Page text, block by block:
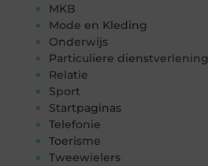
MKB
Mode en Kleding
Onderwijs
Particuliere dienstverlening
Relatie
Sport
Startpaginas
Telefonie
Toerisme
Tweewielers